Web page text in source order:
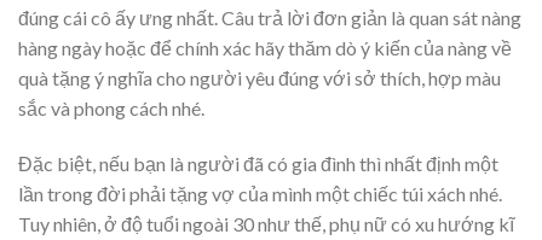
đúng cái cô ấy ưng nhất. Câu trả lời đơn giản là quan sát nàng
hàng ngày hoặc để chính xác hãy thăm dò ý kiến của nàng về
quà tặng ý nghĩa cho người yêu đúng với sở thích, hợp màu
sắc và phong cách nhé.
Đặc biệt, nếu bạn là người đã có gia đình thì nhất định một
lần trong đời phải tặng vợ của mình một chiếc túi xách nhé.
Tuy nhiên, ở độ tuổi ngoài 30 như thế, phụ nữ có xu hướng kĩ